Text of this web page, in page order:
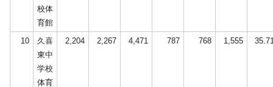
校体
育館
10
久喜
東中
学校
体育
2,204 2,267 4,471 787 768 1,555